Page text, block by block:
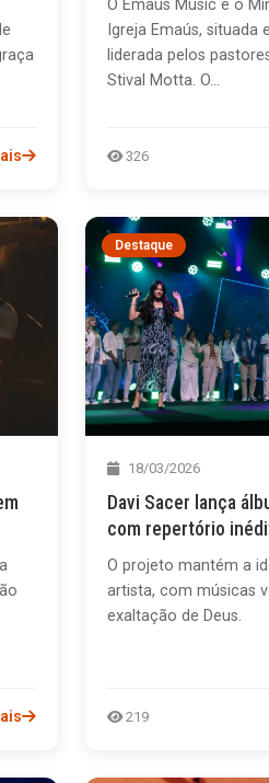
O Emaús Music é o
Igreja Emaús, situada
liderada pelos
Stival Motta. O...
326
Destaque
18/03/2026
Davi Sacer lança
com repertório
O projeto mantém a
artista, com músicas
exaltação de Deus.
219